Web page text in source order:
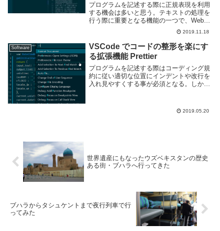
プログラムを記述する際に正規表現を利用
する機会は多いと思う。テキストの処理を
行う際に重要となる機能の一つで、Web
系を中心に多くのプロジェクトで利用する
こととなると思う。しかし正規表現は利用
する記号が多く複雑でわかりにくいもの
だ。書いてて...
2019.11.18
Software
VSCode でコードの整形を楽にす
る拡張機能 Prettier
プログラムを記述する際はコーディング規
約に従い適切な位置にインデントや改行を
入れ見やすくする事が必須となる。しか
フォーマットのような作業は機械的に行う
2019.05.20
世界遺産にもなったウズベキスタンの歴史
ある街・ブハラへ行ってきた
ブハラからタシュケントまで夜行列車で行
ってみた